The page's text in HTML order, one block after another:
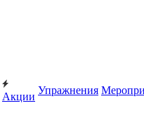
Акции
Упражнения